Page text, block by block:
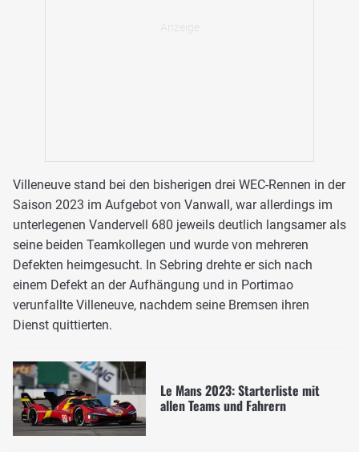
Villeneuve stand bei den bisherigen drei WEC-Rennen in der
Saison 2023 im Aufgebot von Vanwall, war allerdings im
unterlegenen Vandervell 680 jeweils deutlich langsamer als
seine beiden Teamkollegen und wurde von mehreren
Defekten heimgesucht. In Sebring drehte er sich nach
einem Defekt an der Aufhängung und in Portimao
verunfallte Villeneuve, nachdem seine Bremsen ihren
Dienst quittierten.
Le Mans 2023: Starterliste mit
allen Teams und Fahrern